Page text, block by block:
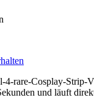
4-rare-Cosplay-
und läuft